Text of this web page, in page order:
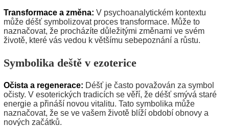
Transformace a změna: V psychoanalytickém kontextu
může déšť symbolizovat proces transformace. Může to
naznačovat, že procházíte důležitými změnami ve svém
životě, které vás vedou k většímu sebepoznání a růstu.
Symbolika deště v ezoterice
Očista a regenerace: Déšť je často považován za symbol
očisty. V esoterických tradicích se věří, že déšť smývá staré
energie a přináší novou vitalitu. Tato symbolika může
naznačovat, že se ve vašem životě blíží období obnovy a
nových začátků.